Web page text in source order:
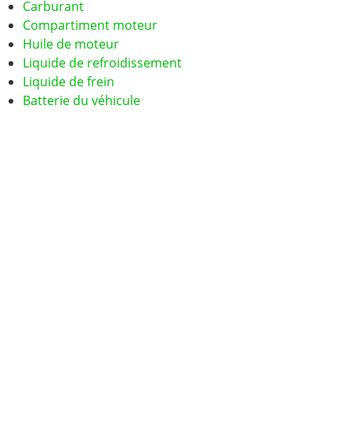
Carburant
Compartiment moteur
Huile de moteur
Liquide de refroidissement
Liquide de frein
Batterie du véhicule